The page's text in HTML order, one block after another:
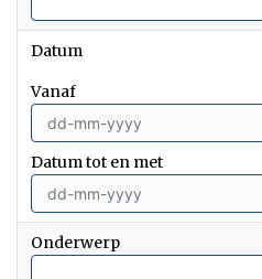
Datum
vanaf
Datum tot en met
Onderwerp